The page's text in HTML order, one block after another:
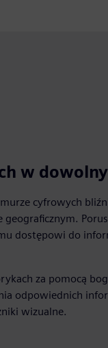
w
cyfrowych
dostępowi do
za pomocą
odpowiednich
wizualne.